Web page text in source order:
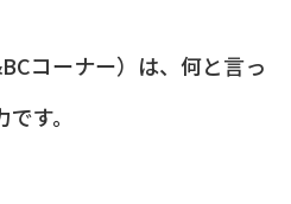
コーナー）は、何と言っ
す。